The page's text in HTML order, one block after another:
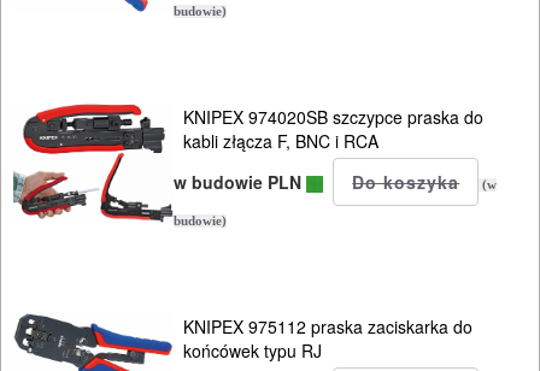
budowie)
KNIPEX 974020SB szczypce praska do
kabli złącza F, BNC i RCA
w budowie PLN
(w
budowie)
KNIPEX 975112 praska zaciskarka do
końcówek typu RJ